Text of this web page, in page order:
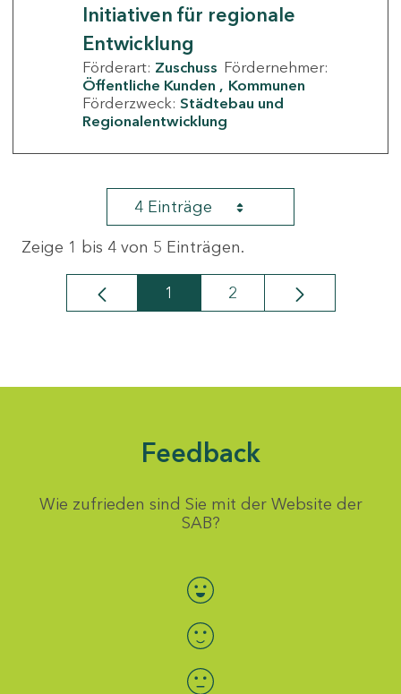
Initiativen für regionale
Entwicklung
Förderart: Zuschuss Fördernehmer:
Öffentliche Kunden
Kommunen
Förderzweck: Städtebau und
Regionalentwicklung
4 Einträge
Zeige 1 bis 4 von 5 Einträgen.
Seite
1 Seite
2
Feedback
Wie zufrieden sind Sie mit der Website der
SAB?
Bewertung auswählen